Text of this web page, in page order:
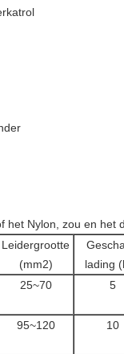
het Nylon, zou en het
Leidergrootte
(mm2)
lading
25~70 5
95~120 10